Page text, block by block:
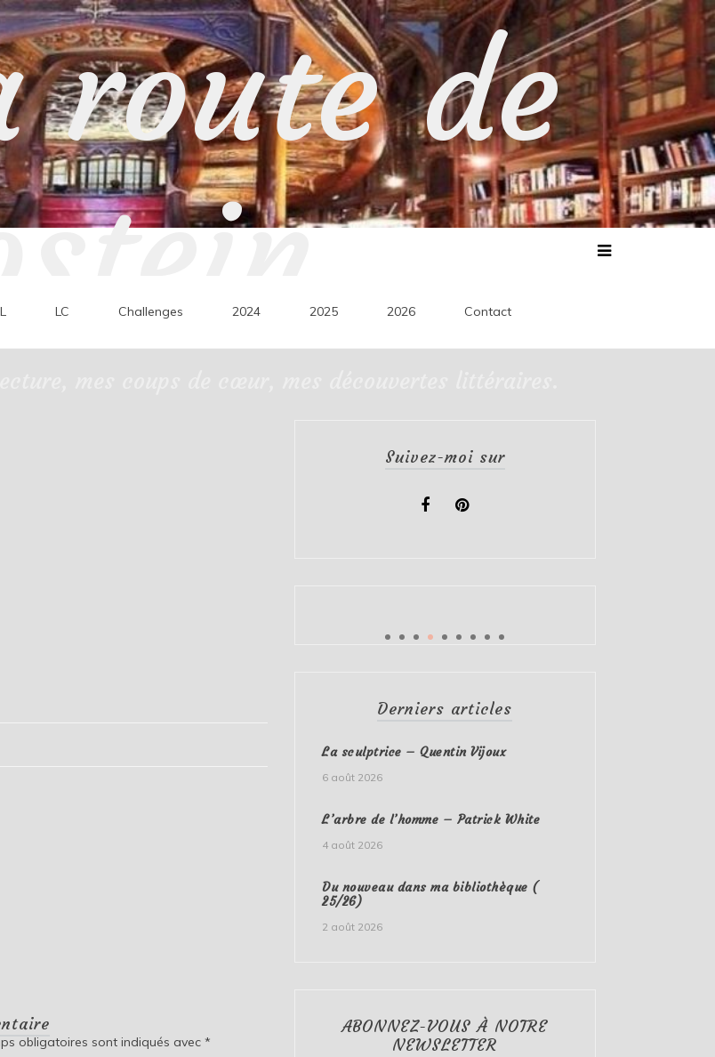
route de
LC Challenges 2024 2025 2026 Contact
obligatoires sont indiqués avec *
Suivez-moi sur
Derniers articles
La sculptrice – Quentin Vijoux
6 août 2026
L’arbre de l’homme – Patrick White
4 août 2026
Du nouveau dans ma bibliothèque (
25/26)
2 août 2026
ABONNEZ-VOUS À NOTRE
NEWSLETTER